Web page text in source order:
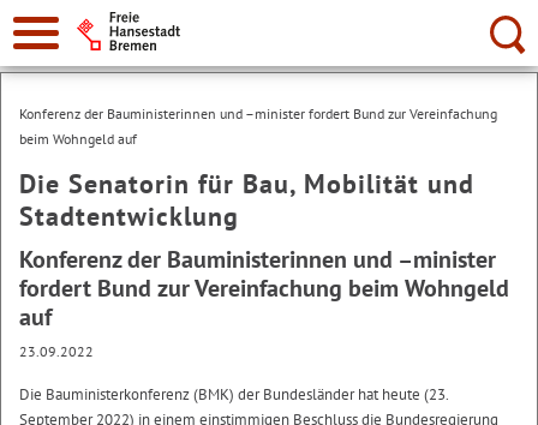
Suche:
Konferenz der Bauministerinnen und –minister fordert Bund zur Vereinfachung
beim Wohngeld auf
Die Senatorin für Bau, Mobilität und
Stadtentwicklung
Konferenz der Bauministerinnen und –minister
fordert Bund zur Vereinfachung beim Wohngeld
auf
23.09.2022
Die Bauministerkonferenz (BMK) der Bundesländer hat heute (23.
September 2022) in einem einstimmigen Beschluss die Bundesregierung